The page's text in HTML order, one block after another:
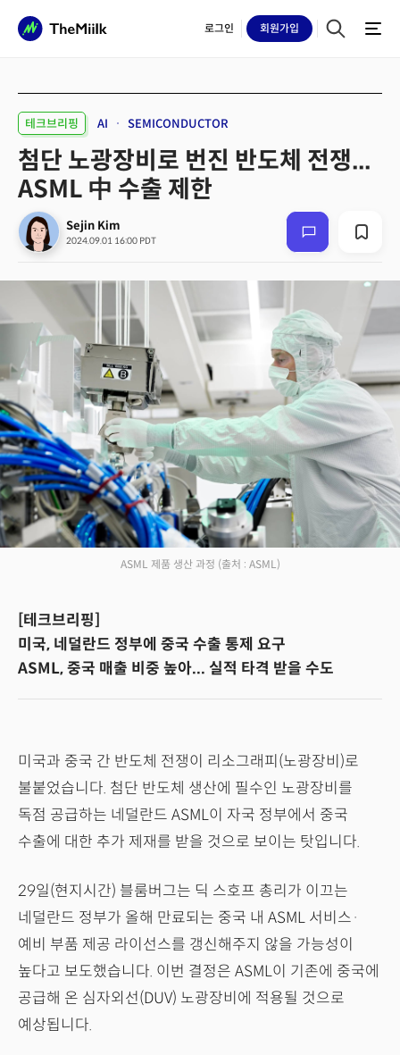
로그인 회원가입
테크브리핑 AI SEMICONDUCTOR
첨단 노광장비로 번진 반도체 전쟁...
ASML 中 수출 제한
Sejin Kim
2024.09.01 16:00 PDT
ASML 제품 생산 과정 (출처 : ASML)
[테크브리핑]
미국, 네덜란드 정부에 중국 수출 통제 요구
ASML, 중국 매출 비중 높아... 실적 타격 받을 수도
미국과 중국 간 반도체 전쟁이 리소그래피(노광장비)로
불붙었습니다. 첨단 반도체 생산에 필수인 노광장비를
독점 공급하는 네덜란드 ASML이 자국 정부에서 중국
수출에 대한 추가 제재를 받을 것으로 보이는 탓입니다.
29일(현지시간) 블룸버그는 딕 스호프 총리가 이끄는
네덜란드 정부가 올해 만료되는 중국 내 ASML 서비스·
예비 부품 제공 라이선스를 갱신해주지 않을 가능성이
높다고 보도했습니다. 이번 결정은 ASML이 기존에 중국에
공급해 온 심자외선(DUV) 노광장비에 적용될 것으로
예상됩니다.